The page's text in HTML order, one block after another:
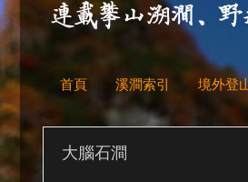
首頁 溪澗索引 境外登
大腦石澗